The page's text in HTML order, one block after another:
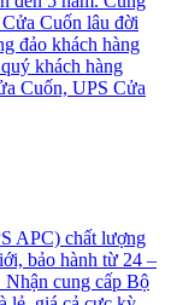
Cuốn lâu đời
đảo khách hàng
khách hàng
Cuốn, UPS Cửa
APC) chất lượng
bảo hành từ 24 –
Nhận cung cấp Bộ